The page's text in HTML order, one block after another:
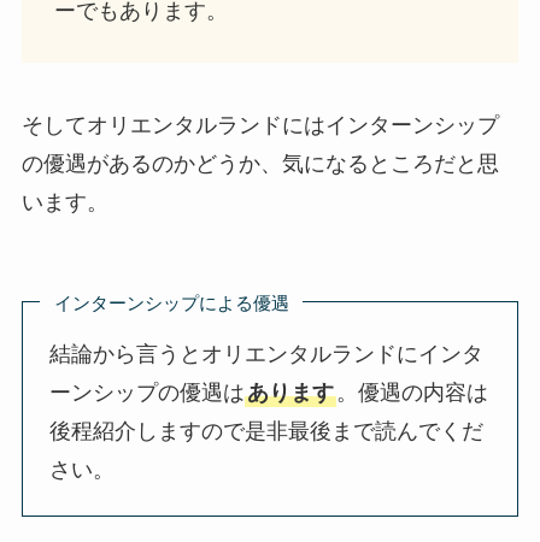
ーでもあります。
そしてオリエンタルランドにはインターンシップ
の優遇があるのかどうか、気になるところだと思
います。
インターンシップによる優遇
結論から言うとオリエンタルランドにインタ
ーンシップの優遇はあります。優遇の内容は
後程紹介しますので是非最後まで読んでくだ
さい。